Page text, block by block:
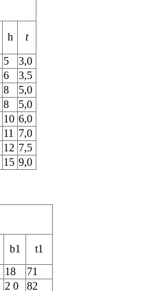
h t
5
3,0
6
3,5
8
5,0
8
5,0
10 6,0
11
7,0
12 7,5
15 9,0
b1
t1
18
71
2 0
82